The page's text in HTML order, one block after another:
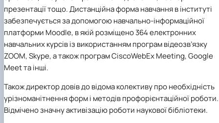
презентації тощо. Дистанційна форма навчання в інституті
забезпечується за допомогою навчально-інформаційної
платформи Moodle, в якій розміщено 364 електронних
навчальних курсів із використанням програм відеозв’язку
ZOOM, Skype, а також програм CiscoWebEx Meeting, Google
Meet та інші.
Також директор довів до відома колективу про необхідність
урізноманітнення форм і методів профорієнтаційної роботи.
Відмічено значну активізацію роботи наукової бібліотеки.